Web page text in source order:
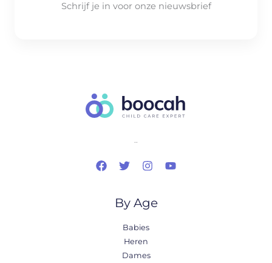
Schrijf je in voor onze nieuwsbrief
..
By Age
Babies
Heren
Dames